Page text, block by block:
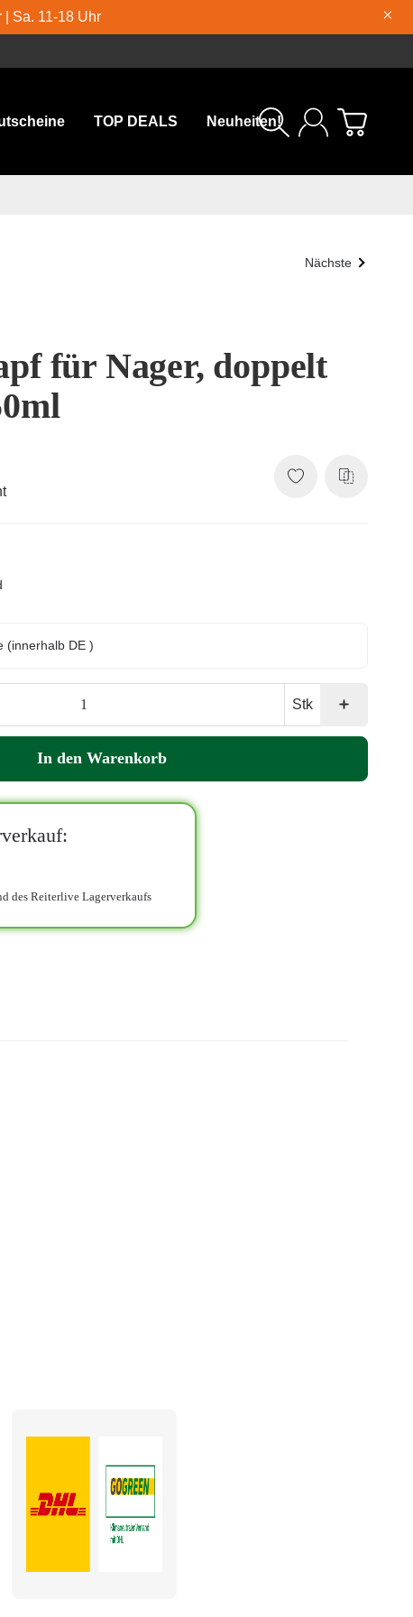
| Sa. 11-18 Uhr ×
TOP DEALS Neuheiten!
Nächste
für Nager, doppelt
(innerhalb DE )
Stk
In den Warenkorb
des Reiterlive Lagerverkaufs